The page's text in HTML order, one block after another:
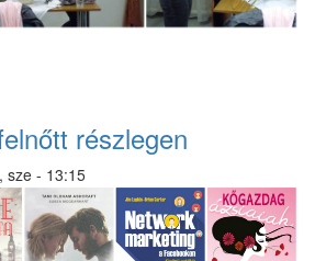
részlegen
sze - 13:15